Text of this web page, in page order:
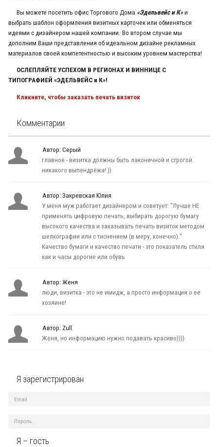
Вы можете посетить офис Торгового Дома «Эдельвейс и К»и
выбрать шаблон оформления визитных карточек или обменяться
идеями с дизайнером нашей компании. Во втором случае мы
дополним Ваши представления об идеальном дизайне рекламных
материалов своей компетентностью и высоким уровнем мастерства!
ОСЛЕПЛЯЙТЕ УСПЕХОМ В РЕГИОНАХ И ВИННИЦЕ С
ТИПОГРАФИЕЙ «ЭДЕЛЬВЕЙС и К»!
Кликните, чтобы заказать печать визиток
Комментарии
Автор: Серый
главное - визитка должны быть лаконичной и строгой.
никакого выпендрёжа! ))
Автор: Закревская Юлия
У меня муж работает дизайнером и советует: "Лучше НЕ
применять цифровую печать, выбирать дорогую бумагу
высокого качества и заказывать печать визиток методом
шелкографии или с тиснением (в меру, конечно)."
Качество бумаги и качество печати - это показатель стиля
как и часы дорогие или обувь
Автор: Женя
люди, визитка - это не имидж, а просто информация о ее
хозяине!
Автор: Zull
Женя, но информацию нужно подавать красиво))))
Я зарегистрирован
Я – гость